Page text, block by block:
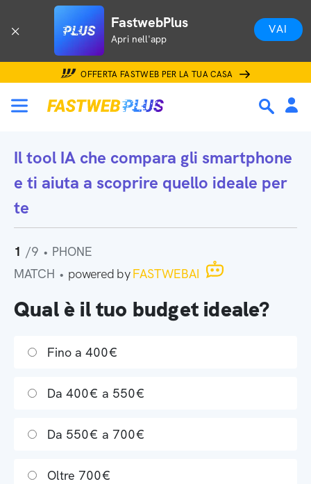
FastwebPlus
Apri nell'app
VAI
OFFERTA FASTWEB PER LA TUA CASA
Il tool IA che compara gli smartphone
e ti aiuta a scoprire quello ideale per
te
1 /9 • PHONE
MATCH • powered byFASTWEBAI
Qual è il tuo budget ideale?
Fino a 400€
Da 400€ a 550€
Da 550€ a 700€
Oltre 700€